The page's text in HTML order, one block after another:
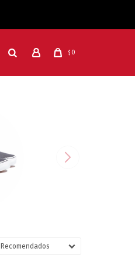
$ 0
Recomendados